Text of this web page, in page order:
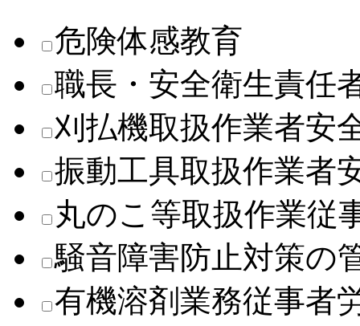
危険体感教育
職長・安全衛生責任
刈払機取扱作業者安
振動工具取扱作業者
丸のこ等取扱作業従
騒音障害防止対策の
有機溶剤業務従事者